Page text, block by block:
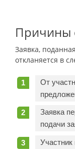
Причины
Заявка,
откланяется в
От
Заявка
подачи